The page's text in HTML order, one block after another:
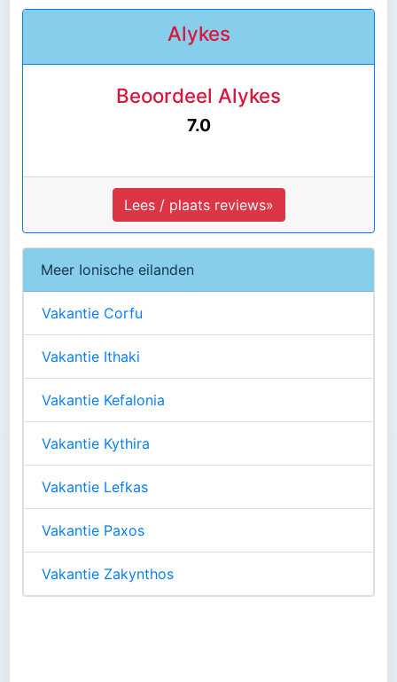
Alykes
Beoordeel Alykes
7.0
Lees / plaats reviews»
Meer Ionische eilanden
Vakantie Corfu
Vakantie Ithaki
Vakantie Kefalonia
Vakantie Kythira
Vakantie Lefkas
Vakantie Paxos
Vakantie Zakynthos